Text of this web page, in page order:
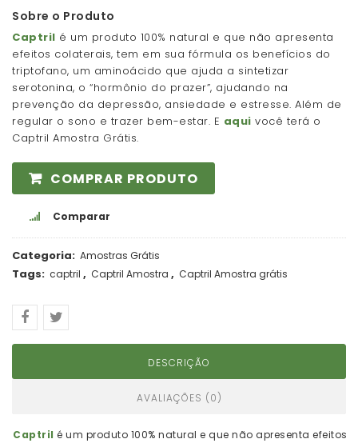
Sobre o Produto
Captril é um produto 100% natural e que não apresenta
efeitos colaterais, tem em sua fórmula os benefícios do
triptofano, um aminoácido que ajuda a sintetizar
serotonina, o “hormônio do prazer”, ajudando na
prevenção da depressão, ansiedade e estresse. Além de
regular o sono e trazer bem-estar. E aqui você terá o
Captril Amostra Grátis.
COMPRAR PRODUTO
Comparar
Categoria: Amostras Grátis
Tags: captril , Captril Amostra , Captril Amostra grátis
DESCRIÇÃO
AVALIAÇÕES (0)
Captril é um produto 100% natural e que não apresenta efeitos